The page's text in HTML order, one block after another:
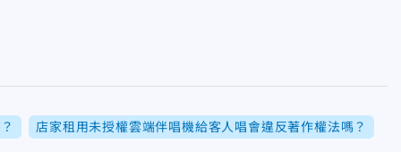
店家租用未授權雲端伴唱機給客人唱會違反著作權法嗎？